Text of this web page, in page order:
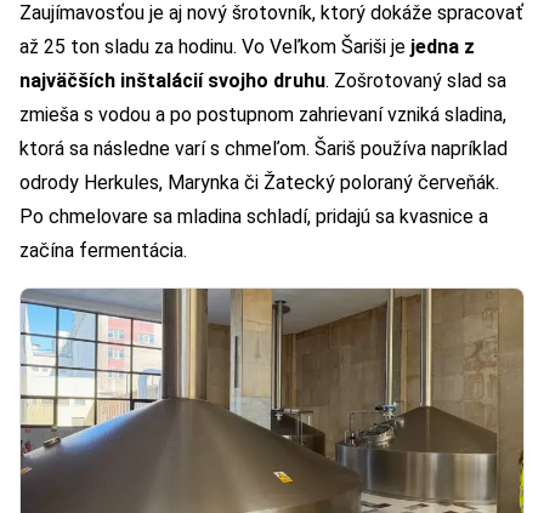
Zaujímavosťou je aj nový šrotovník, ktorý dokáže spracovať
až 25 ton sladu za hodinu. Vo Veľkom Šariši je jedna z
najväčších inštalácií svojho druhu. Zošrotovaný slad sa
zmieša s vodou a po postupnom zahrievaní vzniká sladina,
ktorá sa následne varí s chmeľom. Šariš používa napríklad
odrody Herkules, Marynka či Žatecký poloraný červeňák.
Po chmelovare sa mladina schladí, pridajú sa kvasnice a
začína fermentácia.